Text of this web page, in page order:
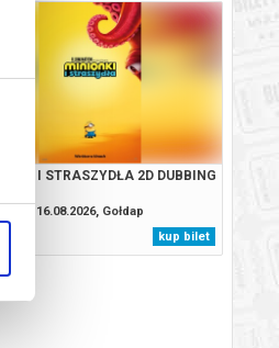
I STRASZYDŁA 2D DUBBING
16.08.2026, Gołdap
kup bilet